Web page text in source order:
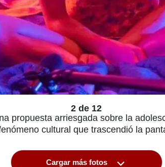
2 de 12
propuesta arriesgada sobre la
cultural que trascendió la
Cargar más fotos